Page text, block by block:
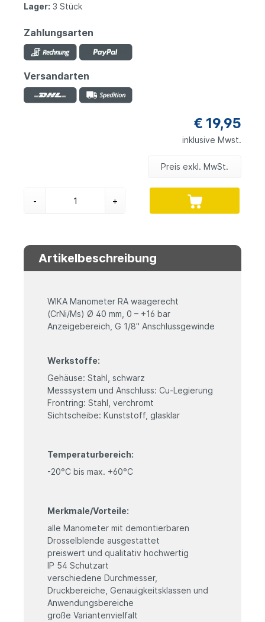
Lager: 3 Stück
Zahlungsarten
Versandarten
€ 19,95
inklusive Mwst.
Preis exkl. MwSt.
- +
Artikelbeschreibung
WIKA Manometer RA waagerecht
(CrNi/Ms) Ø 40 mm, 0 – +16 bar
Anzeigebereich, G 1/8" Anschlussgewinde
Werkstoffe:
Gehäuse: Stahl, schwarz
Messsystem und Anschluss: Cu-Legierung
Frontring: Stahl, verchromt
Sichtscheibe: Kunststoff, glasklar
Temperaturbereich:
-20°C bis max. +60°C
Merkmale/Vorteile:
alle Manometer mit demontierbaren
Drosselblende ausgestattet
preiswert und qualitativ hochwertig
IP 54 Schutzart
verschiedene Durchmesser,
Druckbereiche, Genauigkeitsklassen und
Anwendungsbereiche
große Variantenvielfalt